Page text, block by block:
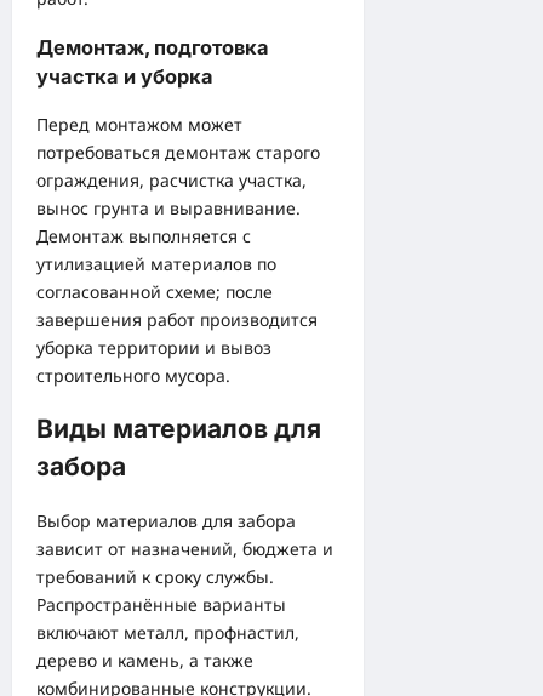
Демонтаж, подготовка
участка и уборка
Перед монтажом может
потребоваться демонтаж старого
ограждения, расчистка участка,
вынос грунта и выравнивание.
Демонтаж выполняется с
утилизацией материалов по
согласованной схеме; после
завершения работ производится
уборка территории и вывоз
строительного мусора.
Виды материалов для
забора
Выбор материалов для забора
зависит от назначений, бюджета и
требований к сроку службы.
Распространённые варианты
включают металл, профнастил,
дерево и камень, а также
комбинированные конструкции.